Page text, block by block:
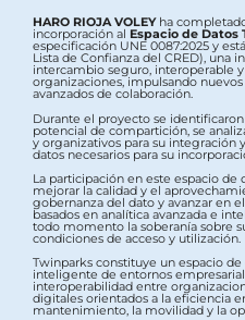
HARO RIOJA VOLEYha
incorporación al Espacio de Datos
especificación UNE 0087:2025 y
Lista de Confianza del CRED), una
intercambio seguro, interoperable
organizaciones, impulsando
avanzados de colaboración.
Durante el proyecto se
potencial de compartición, se
y organizativos para su integración
datos necesarios para su
La participación en este espacio
mejorar la calidad y el
gobernanza del dato y avanzar en
basados en analítica avanzada e
todo momento la soberanía sobre
condiciones de acceso y utilización.
Twinparks constituye un espacio
inteligente de entornos
interoperabilidad entre
digitales orientados a la eficiencia
mantenimiento, la movilidad y la